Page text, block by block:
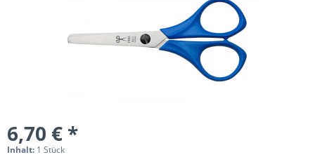
6,70 € *
Inhalt: 1 Stück